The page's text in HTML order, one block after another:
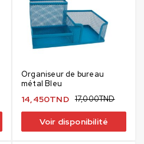
Organiseur de bureau
métal Bleu
17,000TND
14,450TND
Voir disponibilité